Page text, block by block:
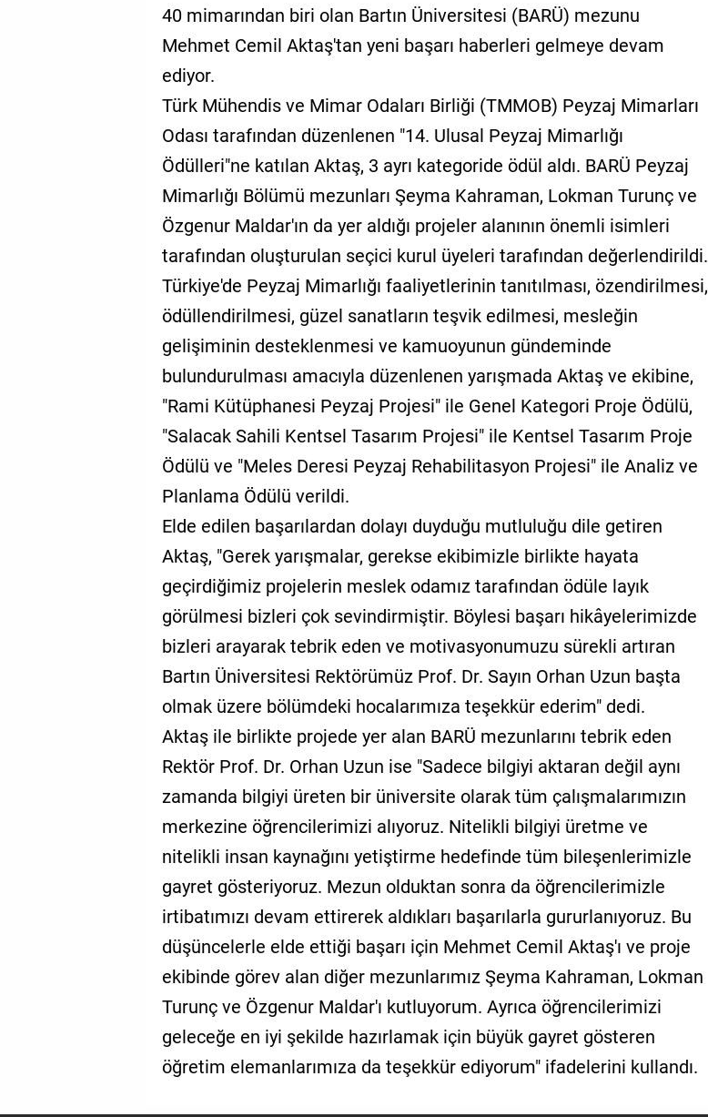
40 mimarından biri olan Bartın Üniversitesi (BARÜ) mezunu
Mehmet Cemil Aktaş'tan yeni başarı haberleri gelmeye devam
ediyor.
Türk Mühendis ve Mimar Odaları Birliği (TMMOB) Peyzaj Mimarları
Odası tarafından düzenlenen "14. Ulusal Peyzaj Mimarlığı
Ödülleri"ne katılan Aktaş, 3 ayrı kategoride ödül aldı. BARÜ Peyzaj
Mimarlığı Bölümü mezunları Şeyma Kahraman, Lokman Turunç ve
Özgenur Maldar'ın da yer aldığı projeler alanının önemli isimleri
tarafından oluşturulan seçici kurul üyeleri tarafından değerlendirildi.
Türkiye'de Peyzaj Mimarlığı faaliyetlerinin tanıtılması, özendirilmesi,
ödüllendirilmesi, güzel sanatların teşvik edilmesi, mesleğin
gelişiminin desteklenmesi ve kamuoyunun gündeminde
bulundurulması amacıyla düzenlenen yarışmada Aktaş ve ekibine,
"Rami Kütüphanesi Peyzaj Projesi" ile Genel Kategori Proje Ödülü,
"Salacak Sahili Kentsel Tasarım Projesi" ile Kentsel Tasarım Proje
Ödülü ve "Meles Deresi Peyzaj Rehabilitasyon Projesi" ile Analiz ve
Planlama Ödülü verildi.
Elde edilen başarılardan dolayı duyduğu mutluluğu dile getiren
Aktaş, "Gerek yarışmalar, gerekse ekibimizle birlikte hayata
geçirdiğimiz projelerin meslek odamız tarafından ödüle layık
görülmesi bizleri çok sevindirmiştir. Böylesi başarı hikâyelerimizde
bizleri arayarak tebrik eden ve motivasyonumuzu sürekli artıran
Bartın Üniversitesi Rektörümüz Prof. Dr. Sayın Orhan Uzun başta
olmak üzere bölümdeki hocalarımıza teşekkür ederim" dedi.
Aktaş ile birlikte projede yer alan BARÜ mezunlarını tebrik eden
Rektör Prof. Dr. Orhan Uzun ise "Sadece bilgiyi aktaran değil aynı
zamanda bilgiyi üreten bir üniversite olarak tüm çalışmalarımızın
merkezine öğrencilerimizi alıyoruz. Nitelikli bilgiyi üretme ve
nitelikli insan kaynağını yetiştirme hedefinde tüm bileşenlerimizle
gayret gösteriyoruz. Mezun olduktan sonra da öğrencilerimizle
irtibatımızı devam ettirerek aldıkları başarılarla gururlanıyoruz. Bu
düşüncelerle elde ettiği başarı için Mehmet Cemil Aktaş'ı ve proje
ekibinde görev alan diğer mezunlarımız Şeyma Kahraman, Lokman
Turunç ve Özgenur Maldar'ı kutluyorum. Ayrıca öğrencilerimizi
geleceğe en iyi şekilde hazırlamak için büyük gayret gösteren
öğretim elemanlarımıza da teşekkür ediyorum" ifadelerini kullandı.